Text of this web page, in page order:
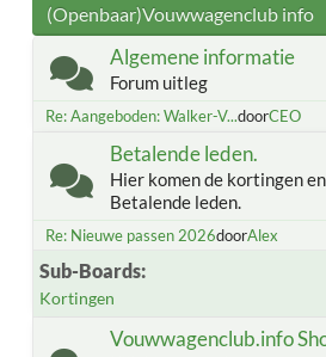
(Openbaar)Vouwwagenclub info
Algemene informatie
Forum uitleg
Re: Aangeboden: Walker-V...doorCEO
Betalende leden.
Hier komen de kortingen
Betalende leden.
Re: Nieuwe passen 2026doorAlex
Sub-Boards
Kortingen
Vouwwagenclub.info